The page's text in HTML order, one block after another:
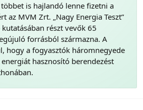
is hajlandó lenne fizetni a
az MVM Zrt. „Nagy Energia Teszt”
részt vevők 65
forrásból származna. A
hogy a fogyasztók háromnegyede
hasznosító berendezést